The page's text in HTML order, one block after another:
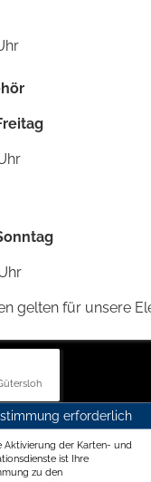
gelten für unsere
erforderlich
Aktivierung der Karten- und
ist Ihre
zu den